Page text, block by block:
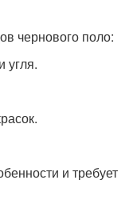
чернового поло:
угля.
и требует